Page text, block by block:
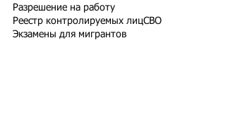
Разрешение на работу
Реестр контролируемых лицСВО
Экзамены для мигрантов